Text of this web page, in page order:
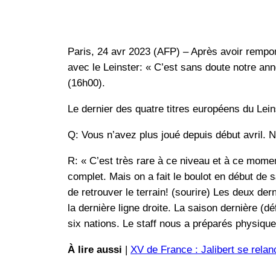
Paris, 24 avr 2023 (AFP) – Après avoir
avec le Leinster: « C’est sans doute notre
(16h00).
Le dernier des quatre titres européens du
Q: Vous n’avez plus joué depuis début avril.
R: « C’est très rare à ce niveau et à ce
complet. Mais on a fait le boulot en début de
de retrouver le terrain! (sourire) Les deux
la dernière ligne droite. La saison dernière
six nations. Le staff nous a préparés
À lire aussi | XV de France : Jalibert se